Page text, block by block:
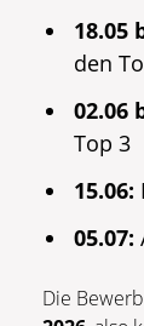
18.05
den
02.06
Top 3
15.06:
05.07:
Die